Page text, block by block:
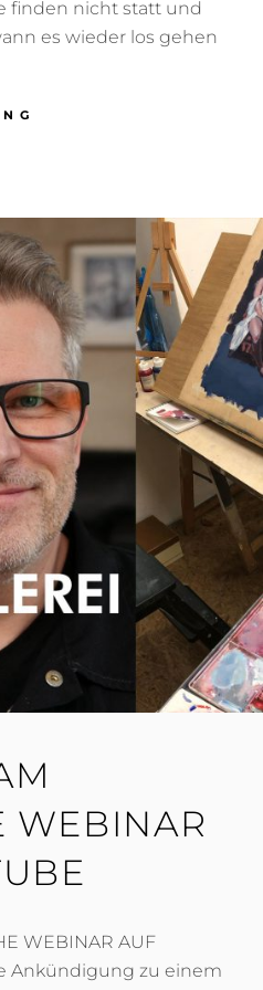
finden nicht statt und
es wieder los gehen
LIVESTREAM
WEBINAR
WEBINAR AUF
Ankündigung zu einem